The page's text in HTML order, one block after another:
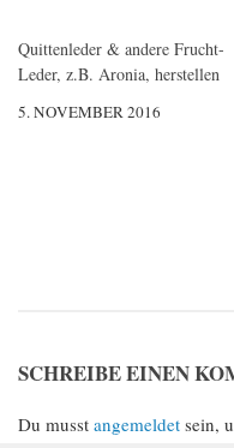
Quittenleder & andere Frucht-
Leder, z.B. Aronia, herstellen
5. NOVEMBER 2016
SCHREIBE EINEN
Du musst angemeldet sein,